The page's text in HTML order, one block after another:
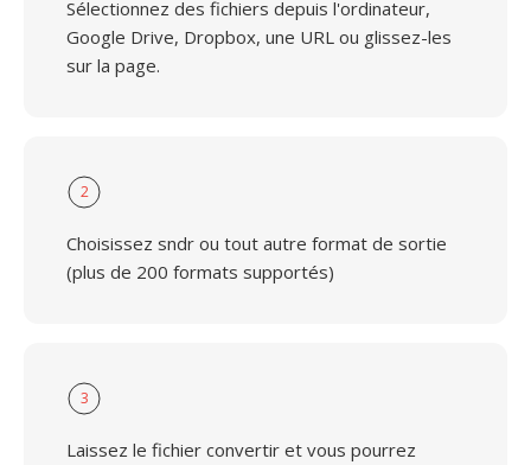
Sélectionnez des fichiers depuis l'ordinateur,
Google Drive, Dropbox, une URL ou glissez-les
sur la page.
2
Choisissez sndr ou tout autre format de sortie
(plus de 200 formats supportés)
3
Laissez le fichier convertir et vous pourrez